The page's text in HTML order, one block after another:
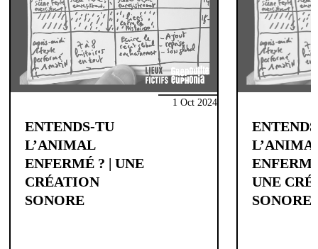
ENTENDS-TU
L’ANIMAL
ENFERMÉ ? | UNE
CRÉATION
SONORE
1 Oct 2024
UNE
SONORE